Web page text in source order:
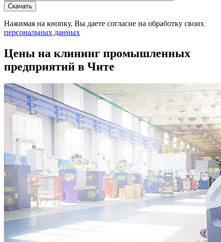
Нажимая на кнопку, Вы даете согласие на обработку своих
персональных данных
Цены на клининг промышленных
предприятий в Чите